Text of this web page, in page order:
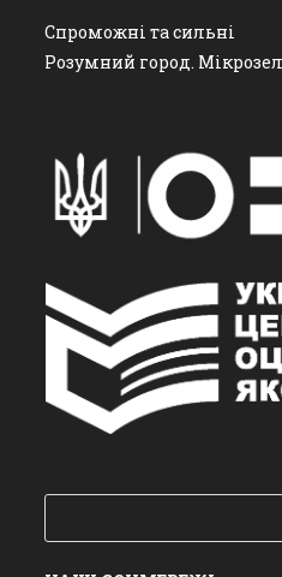
Спроможні та сильні
Розумний город.